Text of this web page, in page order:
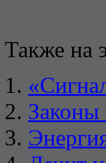
Также на